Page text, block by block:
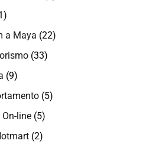
a Maya (22)
(33)
(9)
(5)
On-line (5)
(2)